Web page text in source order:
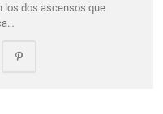
los dos ascensos que